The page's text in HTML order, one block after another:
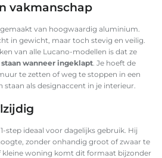
vakmanschap
van hoogwaardig aluminium.
in gewicht, maar toch stevig en veilig.
van alle Lucano-modellen is dat ze
wanneer ingeklapt. Je hoeft de
te zetten of weg te stoppen in een
staan als designaccent in je interieur.
step ideaal voor dagelijks gebruik. Hij
zonder onhandig groot of zwaar te
kleine woning komt dit formaat bijzonder